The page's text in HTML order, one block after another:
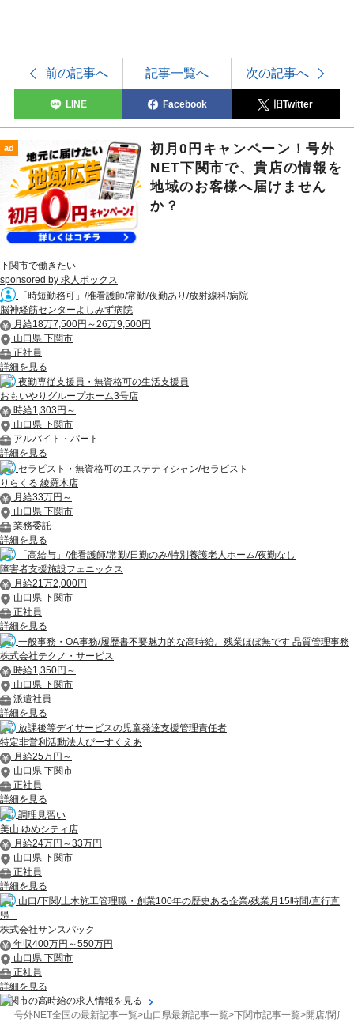
前の記事へ 記事一覧へ 次の記事へ
LINE Facebook 旧Twitter
ad
初月0円キャンペーン！号外
NET下関市で、貴店の情報を
地域のお客様へ届けません
か？
下関市で働きたい
sponsored by 求人ボックス
「時短勤務可」/准看護師/常勤/夜勤あり/放射線科/病院
脳神経筋センターよしみず病院
月給18万7,500円～26万9,500円
山口県 下関市
正社員
詳細を見る
夜勤専従支援員・無資格可の生活支援員
おもいやりグループホーム3号店
時給1,303円～
山口県 下関市
アルバイト・パート
詳細を見る
セラピスト・無資格可のエステティシャン/セラピスト
りらくる 綾羅木店
月給33万円～
山口県 下関市
業務委託
詳細を見る
「高給与」/准看護師/常勤/日勤のみ/特別養護老人ホーム/夜勤なし
障害者支援施設フェニックス
月給21万2,000円
山口県 下関市
正社員
詳細を見る
一般事務・OA事務/履歴書不要魅力的な高時給。残業ほぼ無です 品質管理事務
株式会社テクノ・サービス
時給1,350円～
山口県 下関市
派遣社員
詳細を見る
放課後等デイサービスの児童発達支援管理責任者
特定非営利活動法人ぴーすくえあ
月給25万円～
山口県 下関市
正社員
詳細を見る
調理見習い
美山 ゆめシティ店
月給24万円～33万円
山口県 下関市
正社員
詳細を見る
山口/下関/土木施工管理職・創業100年の歴史ある企業/残業月15時間/直行直
帰...
株式会社サンスパック
年収400万円～550万円
山口県 下関市
正社員
詳細を見る
下関市の高時給の求人情報を見る
号外NET全国の最新記事一覧>山口県最新記事一覧>下関市記事一覧>開店/閉店